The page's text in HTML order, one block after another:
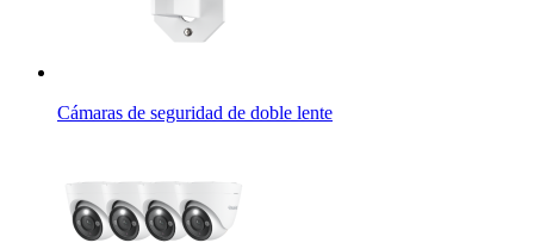
Cámaras de seguridad de doble lente